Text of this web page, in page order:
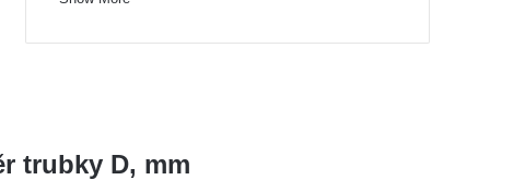
trubky D, mm